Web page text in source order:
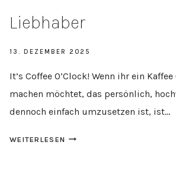
Liebhaber
13. DEZEMBER 2025
It’s Coffee O’Clock! Wenn ihr ein
machen möchtet, das persönlich,
dennoch einfach umzusetzen ist, ist…
WEITERLESEN KAFFEE